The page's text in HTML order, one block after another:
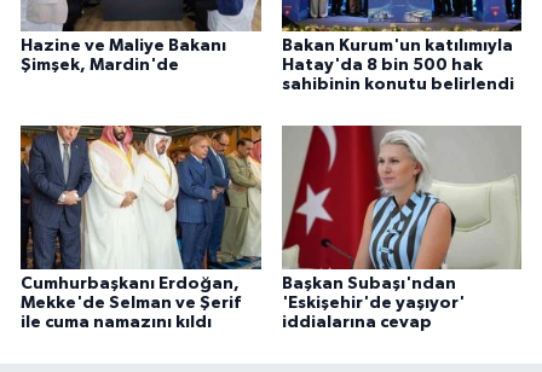
Hazine ve Maliye Bakanı
Şimşek, Mardin'de
Bakan Kurum'un katılımıyla
Hatay'da 8 bin 500 hak
sahibinin konutu belirlendi
Cumhurbaşkanı Erdoğan,
Mekke'de Selman ve Şerif
ile cuma namazını kıldı
Başkan Subaşı'ndan
'Eskişehir'de yaşıyor'
iddialarına cevap